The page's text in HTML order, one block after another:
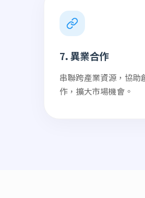
7. 異業合作
串聯跨產業資源，協
作，擴大市場機會。